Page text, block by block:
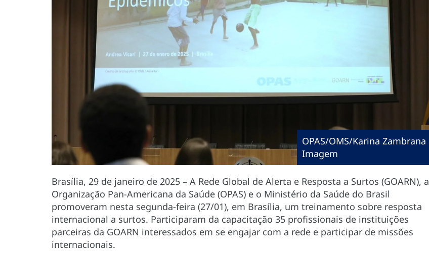
OPAS/OMS/Karina Zambrana
Imagem
Brasília, 29 de janeiro de 2025 – A Rede Global de Alerta e Resposta a Surtos (GOARN), a
Organização Pan-Americana da Saúde (OPAS) e o Ministério da Saúde do Brasil
promoveram nesta segunda-feira (27/01), em Brasília, um treinamento sobre resposta
internacional a surtos. Participaram da capacitação 35 profissionais de instituições
parceiras da GOARN interessados em se engajar com a rede e participar de missões
internacionais.